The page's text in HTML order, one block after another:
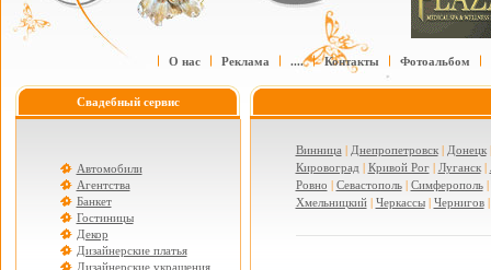
О нас Реклама .... Контакты Фотоальбом
Свадебный сервис
Автомобили
Агентства
Банкет
Гостиницы
Декор
Дизайнерские платья
Дизайнерские украшения
Винница | Днепропетровск| Донецк
Кировоград | Кривой Рог| Луганск|
Ровно | Севастополь| Симферополь|
Хмельницкий| Черкассы| Чернигов